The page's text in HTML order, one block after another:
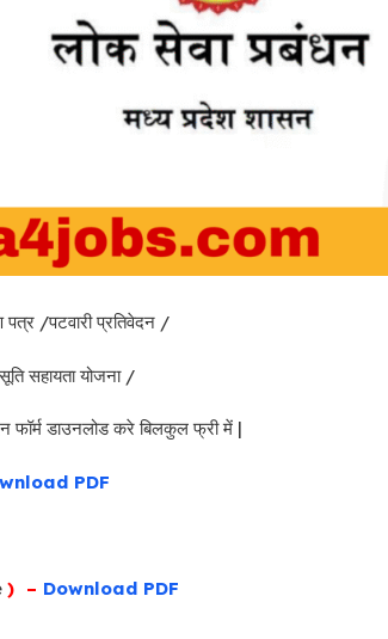
पत्र /पटवारी प्रतिवेदन /
सहायता योजना /
फॉर्म डाउनलोड करे बिलकुल फ्री में |
PDF
) – Download PDF